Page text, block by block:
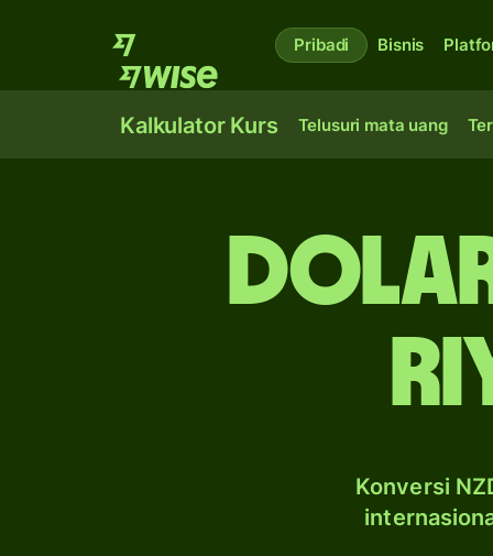
Pribadi Bisnis
Kalkulator Kurs Telusuri mata uang
dolar
Konversi